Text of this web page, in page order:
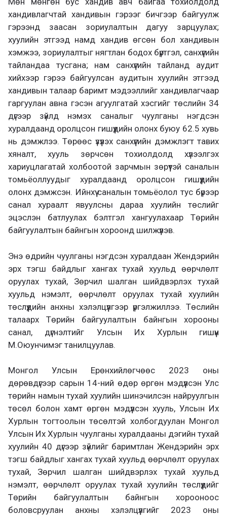
хандивлагчтай хандивын гэрээг бичгээр байгуулж
гэрээнд заасан зориулалтын дагуу зарцуулах;
хуулийн этгээд намд хандив өгсөн бол хандивын
хэмжээ, зориулалтыг нягтлан бодох бүртгэл, санхүүгийн
тайландаа тусгана; нам санхүүгийн тайланд аудит
хийхээр гэрээ байгуулсан аудитын хуулийн этгээд
хандивын талаар баримт мэдээллийг хандивлагчаар
гаргуулан авна гэсэн агуулгатай хэсгийг төслийн 34
дүгээр зүйлд нэмэх саналыг чуулганы нэгдсэн
хуралдаанд оролцсон гишүүдийн олонх буюу 62.5 хувь
нь дэмжлээ. Төрөөс үзүүлэх санхүүгийн дэмжлэгт тавих
хяналт, хууль зөрчсөн тохиолдолд хүлээлгэх
хариуцлагатай холбоотой зарчмын зөрүүтэй саналын
томьёоллуудыг хуралдаанд оролцсон гишүүдийн
олонх дэмжсэн. Ийнхүү саналын томьёолол тус бүрээр
санал хураалт явуулсны дараа хуулийн төслийг
эцэслэн батлуулах бэлтгэл хангуулахаар Төрийн
байгуулалтын байнгын хороонд шилжүүлэв.
Энэ өдрийн чуулганы нэгдсэн хуралдаан Жендэрийн
эрх тэгш байдлыг хангах тухай хуульд өөрчлөлт
оруулах тухай, Зөрчил шалган шийдвэрлэх тухай
хуульд нэмэлт, өөрчлөлт оруулах тухай хуулийн
төслүүдийн анхны хэлэлцүүлгээр үргэлжиллээ. Төслийн
талаарх Төрийн байгуулалтын байнгын хорооны
санал, дүгнэлтийг Улсын Их Хурлын гишүүн
М.Оюунчимэг танилцуулав.
Монгол Улсын Ерөнхийлөгчөөс 2023 оны
дөрөвдүгээр сарын 14-ний өдөр өргөн мэдүүлсэн Улс
төрийн намын тухай хуулийн шинэчилсэн найруулгын
төсөл болон хамт өргөн мэдүүлсэн хууль, Улсын Их
Хурлын тогтоолын төсөлтэй холбогдуулан Монгол
Улсын Их Хурлын чуулганы хуралдааны дэгийн тухай
хуулийн 40 дүгээр зүйлийг баримтлан Жендэрийн эрх
тэгш байдлыг хангах тухай хуульд өөрчлөлт оруулах
тухай, Зөрчил шалган шийдвэрлэх тухай хуульд
нэмэлт, өөрчлөлт оруулах тухай хуулийн төслүүдийг
Төрийн байгуулалтын байнгын хорооноос
боловсруулан анхны хэлэлцүүлгийг 2023 оны